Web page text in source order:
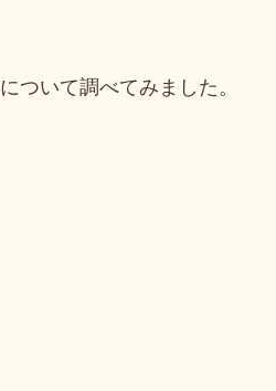
について調べてみました。